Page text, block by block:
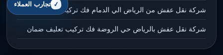
شركة نقل عفش من الرياض الي الدمام فك تركيب تعليف ضمان
شركة نقل عفش بالرياض حي الروضة فك تركيب تعليف ضمان
تجارب العملاء